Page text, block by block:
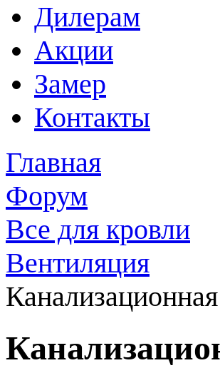
Дилерам
Акции
Замер
Контакты
Главная
Форум
Все для кровли
Вентиляция